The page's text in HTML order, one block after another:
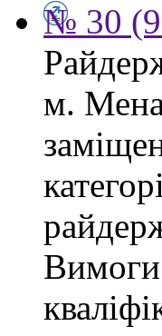
№ 30
м.
Вимоги